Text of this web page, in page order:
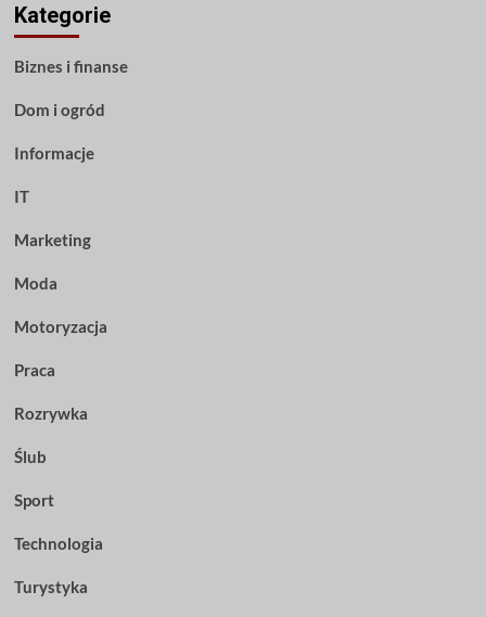
Kategorie
Biznes i finanse
Dom i ogród
Informacje
IT
Marketing
Moda
Motoryzacja
Praca
Rozrywka
Ślub
Sport
Technologia
Turystyka